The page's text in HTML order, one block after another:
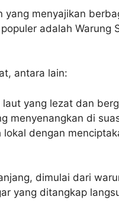
menyajikan
adalah Warung
antara lain:
yang lezat dan
menyenangkan di
dengan
dimulai dari
yang ditangkap